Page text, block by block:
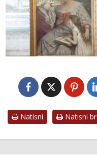
Natisni Natisni